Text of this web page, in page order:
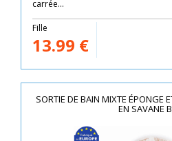
carrée...
Fille
13.99 €
SORTIE DE BAIN MIXTE ÉPONGE
EN SAVANE